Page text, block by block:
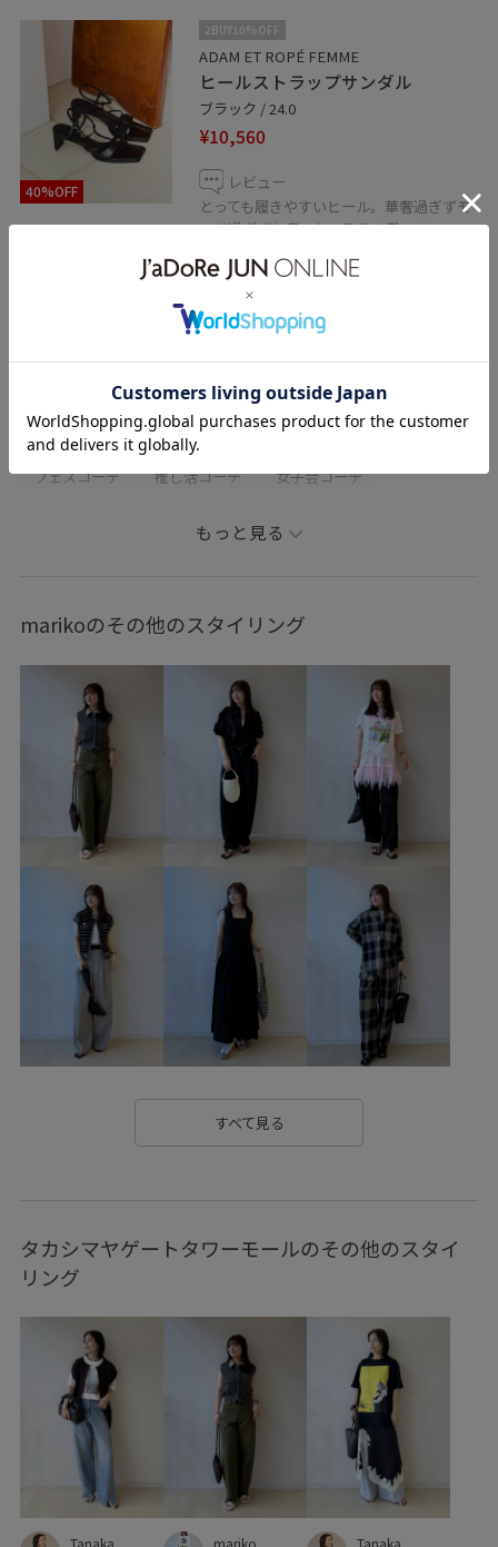
40%OFF
2BUY10%OFF
ADAM ET ROPÉ FEMME
ヒールストラップサンダル
ブラック / 24.0
¥10,560
レビュー
とっても履きやすいヒール。華奢過ぎずモ
ード過ぎずな良いとこ取りの靴です
春コーデ 初夏コーデ
運動会コーデ デートコーデ
お出かけコーデ 旅行コーデ アウトドアコーデ
フェスコーデ 推し活コーデ 女子会コーデ
ゴルフコーデ ヨガコーデ
スポーツミックス
ワントーンコーデ カジュアルコーデ ヘルシーコーデ
フェミニンコーデ シンプルコーデ きれいめコーデ
ベーシック ADAM ET ROPÉ トップス
ポロシャツ パンツ バッグ トートバッグ
シューズ EUM36690 GAA06180
GAS76040 Exclusive_GW LACOSTE
poloitem17w Wpickup_items
おすすめトップス こなれ感 アダムエロぺ雑貨
ウッド ウール カジュアル カジュアルすぎない
スクエアトゥ
セットアップ セットアップ対象商品
ニットトップス ニュアンスがある ハイウエスト
バランスが良い
メンズライクシルエット
モード リゾートスタイル ローウエスト
ヴィンテージ ヴィンテージ感 別注アイテム
安定感のあるヒール 幅広 抜け感
水筒 落ち感 薄手 都会的 長財布
もっと見る
marikoのその他のスタイリング
すべて見る
タカシマヤゲートタワーモールのその他のスタイ
リング
Tanaka
mariko
Tanaka